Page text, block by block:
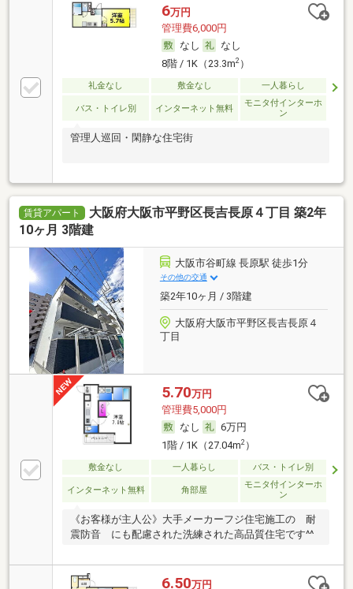
6万円
管理費6,000円
なし
なし
8階 / 1K（23.3m2）
礼金なし 敷金なし 一人暮らし
バス・トイレ別 インターネット無料
モニタ付インターホ
ン
管理人巡回・閑静な住宅街
賃貸アパート
大阪府大阪市平野区長吉長原４丁目 築2年
10ヶ月 3階建
大阪市谷町線 長原駅 徒歩1分
その他の交通
築2年10ヶ月 / 3階建
大阪府大阪市平野区長吉長原４
丁目
5.70万円
管理費5,000円
なし
6万円
1階 / 1K（27.04m2）
敷金なし 一人暮らし バス・トイレ別
インターネット無料 角部屋
モニタ付インターホ
ン
《お客様が主人公》大手メーカーフジ住宅施工の 耐
震防音 にも配慮された洗練された高品質住宅です^^
6.50万円